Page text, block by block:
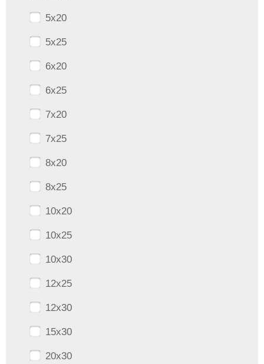
5x20
5x25
6x20
6x25
7x20
7x25
8x20
8x25
10x20
10x25
10x30
12x25
12x30
15x30
20x30